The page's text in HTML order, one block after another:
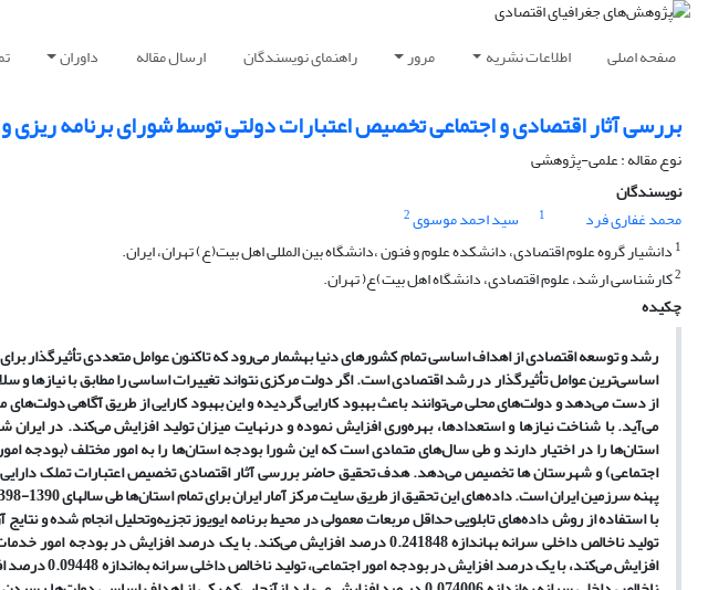
صفحه اصلی اطلاعات نشریه مرور راهنمای نویسندگان ارسال مقاله داوران
بررسی آثار اقتصادی و اجتماعی تخصیص اعتبارات دولتی توسط شورای برنامه ریزی
نوع مقاله : علمی-پژوهشی
نویسندگان
محمد غفاری فرد
1 سید احمد موسوی2
1 دانشیار گروه علوم اقتصادی، دانشکده علوم و فنون ،دانشگاه بین المللی اهل بیت(ع) تهران، ایران.
2کارشناسی ارشد، علوم اقتصادی، دانشگاه اهل بیت)ع( تهران.
چکیده
رشد و توسعه اقتصادی از اهداف اساسی تمام کشورهای دنیا بهشمار می‌رود که تاکنون عوامل متعددی تأثیرگذار
اساسی‌ترین عوامل تأثیرگذار در رشد اقتصادی است. اگر دولت مرکزی نتواند تغییرات اساسی را مطابق با نیازها و
از دست می‌دهد و دولت‌های محلی می‌توانند باعث بهبود کارایی گردیده و این بهبود کارایی از طریق آگاهی
می‌آید. با شناخت نیازها و استعدادها، بهره‌وری افزایش نموده و درنهایت میزان تولید افزایش می‌کند. در
استان‌ها را در اختیار دارند و طی سال‌های متمادی است که این شورا بودجه استان‌ها را به امور مختلف (بودجه
اجتماعی) و شهرستان ها تخصیص می‌دهد. هدف تحقیق حاضر بررسی آثار اقتصادی تخصیص اعتبارات تملک دارایی
با استفاده از روش داده‌های تابلویی حداقل مربعات معمولی در محیط برنامه ایویوز تجزیه‌وتحلیل انجام شده و
افزایش می‌کند،